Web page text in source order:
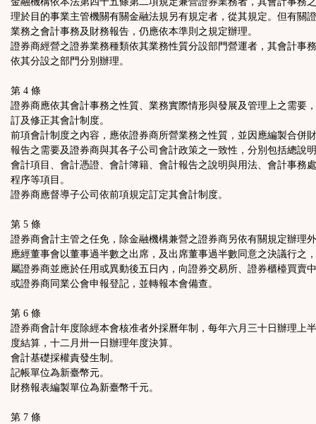
理於目的事業主管機關有關金融法規另有規定者，從其規定。但有關
業務之會計事務及財務報告，仍應依本準則之規定辦理。
證券商經營之證券業務種類依其業務性質分設部門營運者，其會計事
依其分設之部門分別辦理。
第 4 條
證券商應依其會計事務之性質、業務實際情形與發展及管理上之需要
訂及修正其會計制度。
前項會計制度之內容，應依證券商所營業務之性質，並因應編製合併
報告之需要及證券商與其各子公司會計政策之一致性，分別包括總說
會計項目、會計憑證、會計簿籍、會計報告之說明與用法、會計事務
程序等項目。
證券商應督導子公司依前項規定訂定其會計制度。
第 5 條
證券商會計主管之任免，除金融機構兼營之證券商另依有關規定辦理
應經董事會以董事過半數之出席，及出席董事過半數同意之決議行之
屬證券商並應於任用或異動後五日內，向證券交易所、證券櫃檯買賣
或證券商同業公會申報登記，並轉報本會備查。
第 6 條
證券商會計年度除經本會核准者外採曆年制，每年六月三十日辦理上
度結算，十二月卅一日辦理年度決算。
會計基礎採權責發生制。
記帳單位為新臺幣元。
財務報表編製單位為新臺幣千元。
第 7 條